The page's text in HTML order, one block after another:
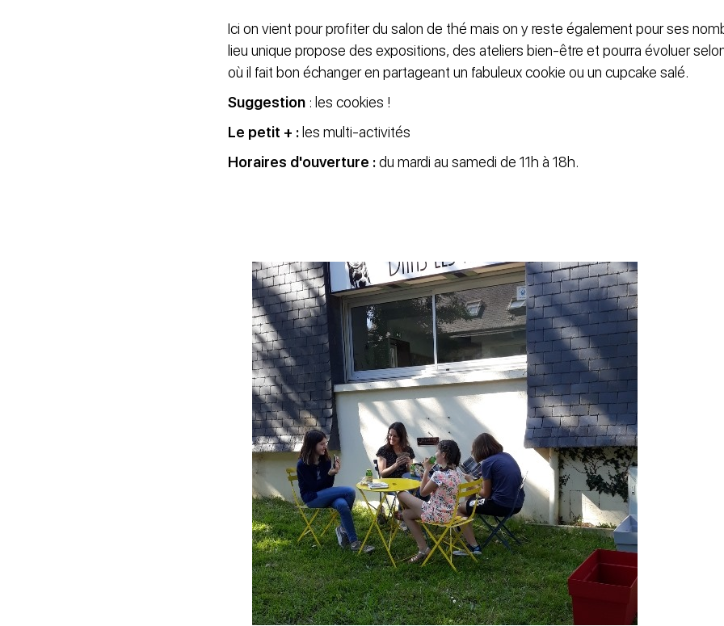
Ici on vient pour profiter du salon de thé mais on y reste également pour ses
lieu unique propose des expositions, des ateliers bien-être et pourra évoluer
où il fait bon échanger en partageant un fabuleux cookie ou un cupcake salé.
Suggestion : les cookies !
Le petit + : les multi-activités
Horaires d'ouverture :du mardi au samedi de 11h à 18h.